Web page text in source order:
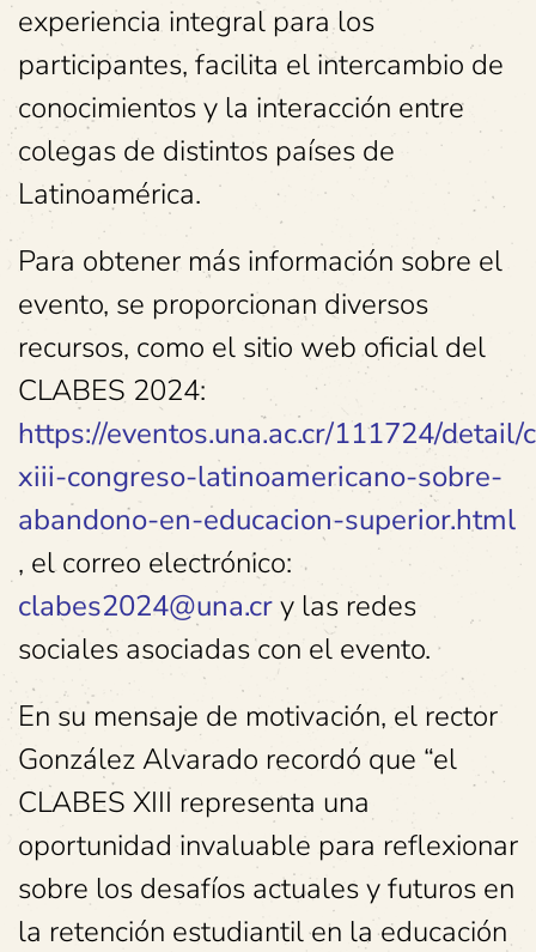
experiencia integral para los
participantes, facilita el intercambio de
conocimientos y la interacción entre
colegas de distintos países de
Latinoamérica.
Para obtener más información sobre el
evento, se proporcionan diversos
recursos, como el sitio web oficial del
CLABES 2024:
https://eventos.una.ac.cr/111724/detail/
xiii-congreso-latinoamericano-sobre-
abandono-en-educacion-superior.html
, el correo electrónico:
clabes2024@una.cry las redes
sociales asociadas con el evento.
En su mensaje de motivación, el rector
González Alvarado recordó que “el
CLABES XIII representa una
oportunidad invaluable para reflexionar
sobre los desafíos actuales y futuros en
la retención estudiantil en la educación